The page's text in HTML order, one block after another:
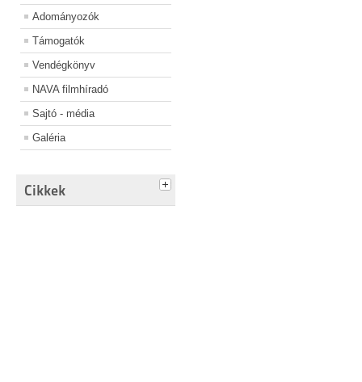
Adományozók
Támogatók
Vendégkönyv
NAVA filmhíradó
Sajtó - média
Galéria
Cikkek